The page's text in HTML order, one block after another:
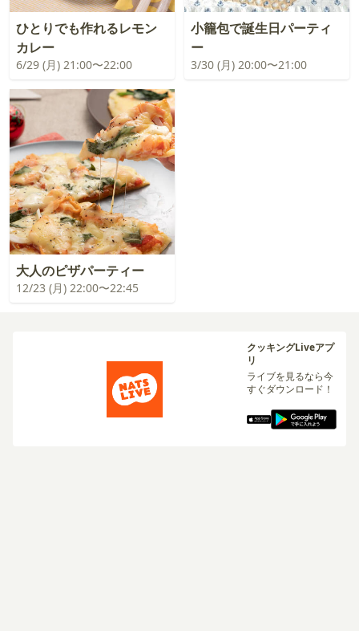
ひとりでも作れるレモン
カレー
6/29 (月) 21:00〜22:00
小籠包で誕生日パーティ
ー
3/30 (月) 20:00〜21:00
大人のピザパーティー
12/23 (月) 22:00〜22:45
クッキングLiveアプ
リ
ライブを見るなら今
すぐダウンロード！